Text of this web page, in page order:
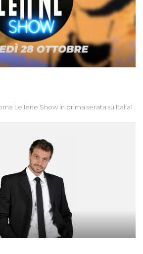
Le Iene Show in prima serata su Italia1